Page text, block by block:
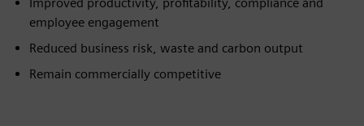
Improved productivity, profitability, compliance and
employee engagement
Reduced business risk, waste and carbon output
Remain commercially competitive